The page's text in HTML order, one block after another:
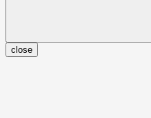
close